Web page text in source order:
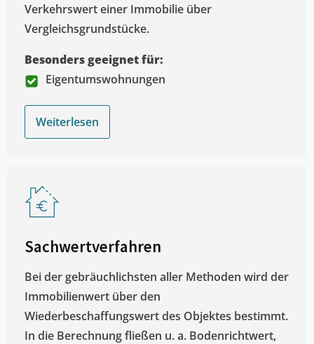
Verkehrswert einer Immobilie über
Vergleichsgrundstücke.
Besonders geeignet für:
Eigentumswohnungen
Weiterlesen
Sachwertverfahren
Bei der gebräuchlichsten aller Methoden wird der
Immobilienwert über den
Wiederbeschaffungswert des Objektes bestimmt.
In die Berechnung fließen u. a. Bodenrichtwert,